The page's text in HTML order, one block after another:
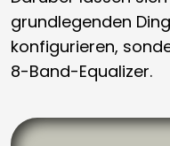
grundlegenden
konfigurieren,
8-Band-Equalizer.